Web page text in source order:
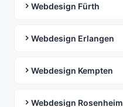
Webdesign Fürth
Webdesign Erlangen
Webdesign Kempten
Webdesign Rosenheim